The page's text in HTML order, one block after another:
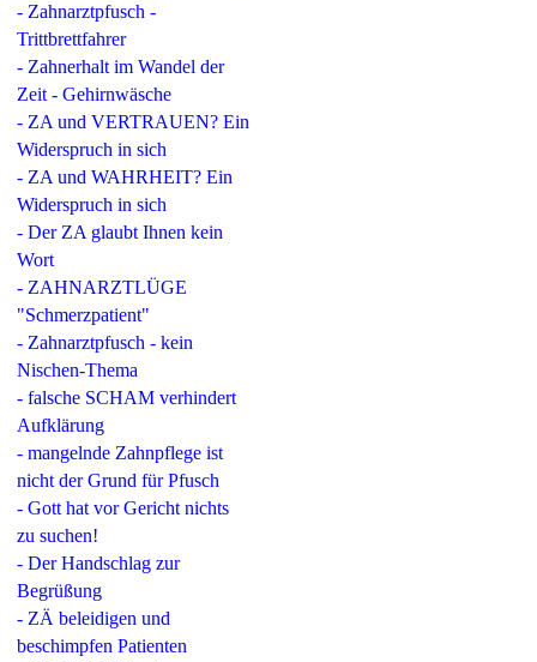
- Zahnarztpfusch -
Trittbrettfahrer
- Zahnerhalt im Wandel der
Zeit - Gehirnwäsche
- ZA und VERTRAUEN? Ein
Widerspruch in sich
- ZA und WAHRHEIT? Ein
Widerspruch in sich
- Der ZA glaubt Ihnen kein
Wort
- ZAHNARZTLÜGE
"Schmerzpatient"
- Zahnarztpfusch - kein
Nischen-Thema
- falsche SCHAM verhindert
Aufklärung
- mangelnde Zahnpflege ist
nicht der Grund für Pfusch
- Gott hat vor Gericht nichts
zu suchen!
- Der Handschlag zur
Begrüßung
- ZÄ beleidigen und
beschimpfen Patienten